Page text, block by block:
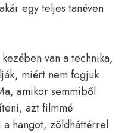
egy teljes tanéven
van a technika,
miért nem fogjuk
amikor semmiből
azt filmmé
a hangot, zöldháttérrel